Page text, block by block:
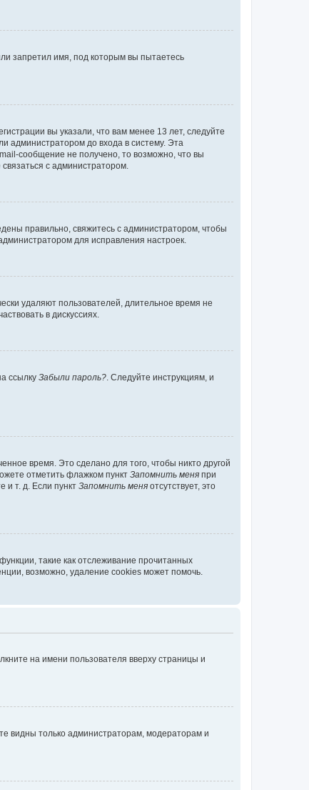
запретил имя, под которым вы пытаетесь
вы указали, что вам менее 13 лет, следуйте
администратором до входа в систему. Эта
сообщение не получено, то возможно, что вы
с администратором.
правильно, свяжитесь с администратором, чтобы
для исправления настроек.
удаляют пользователей, длительное время не
в дискуссиях.
ссылку Забыли пароль? . Следуйте инструкциям, и
время. Это сделано для того, чтобы никто другой
отметить флажком пункт Запомнить меня при
и т. д. Если пункт Запомнить меня отсутствует, это
такие как отслеживание прочитанных
возможно, удаление cookies может помочь.
на имени пользователя вверху страницы и
видны только администраторам, модераторам и